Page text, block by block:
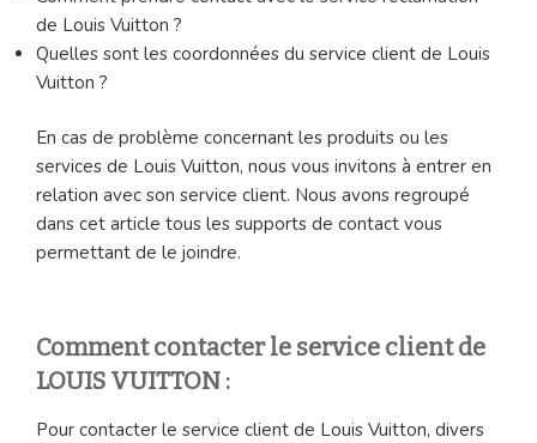
de Louis Vuitton ?
Quelles sont les coordonnées du service client de Louis
Vuitton ?
En cas de problème concernant les produits ou les
services de Louis Vuitton, nous vous invitons à entrer en
relation avec son service client. Nous avons regroupé
dans cet article tous les supports de contact vous
permettant de le joindre.
Comment contacter le service client de
LOUIS VUITTON :
Pour contacter le service client de Louis Vuitton, divers